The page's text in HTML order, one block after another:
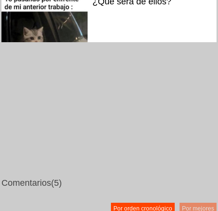
Comentarios(5)
Por mejores
Por orden cronológico